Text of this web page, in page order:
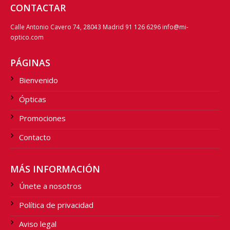
CONTACTAR
Calle Antonio Cavero 74, 28043 Madrid 91 126 6296 info@mi-
optico.com
PÁGINAS
Bienvenido
Ópticas
Promociones
Contacto
MÁS INFORMACIÓN
Únete a nosotros
Política de privacidad
Aviso legal